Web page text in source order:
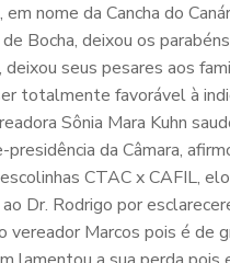
nome da Cancha do
Bocha, deixou os
seus pesares aos
totalmente favorável à
Sônia Mara Kuhn
presidência da Câmara,
CTAC x CAFIL,
Dr. Rodrigo por
vereador Marcos pois é